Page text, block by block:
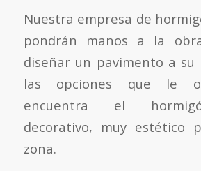
Nuestra empresa de
pondrán manos a la
diseñar un pavimento a su
las opciones que le
encuentra el
decorativo, muy estético
zona.